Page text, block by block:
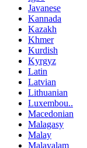
Javanese
Kannada
Kazakh
Khmer
Kurdish
Kyrgyz
Latin
Latvian
Lithuanian
Luxembou..
Macedonian
Malagasy
Malay
Malayalam